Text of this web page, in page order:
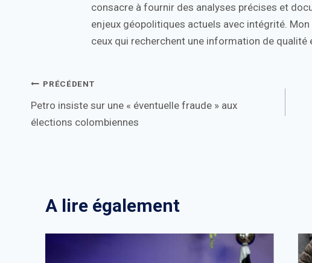
consacre à fournir des analyses précises et
enjeux géopolitiques actuels avec intégrité.
ceux qui recherchent une information de qualité
Navigation
de
PRÉCÉDENT
Petro insiste sur une « éventuelle fraude » aux
élections colombiennes
A lire également